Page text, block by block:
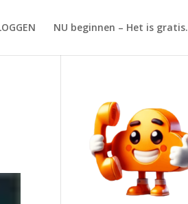
NU beginnen – Het is gratis.